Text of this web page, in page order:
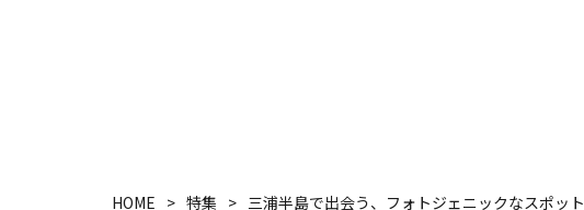
HOME 特集 三浦半島で出会う、フォトジェニックなスポット